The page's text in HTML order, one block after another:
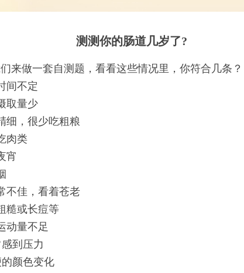
测测你的肠道几岁了?
来做一套自测题，看看这些情况里，你符合几条？
间不定
取量少
细，很少吃粗粮
肉类
宵
不佳，看着苍老
糙或长痘等
动量不足
到压力
颜色变化